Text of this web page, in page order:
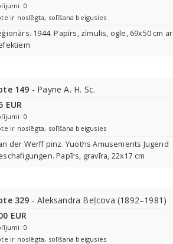
0
ir noslēgta, solīšana beigusies
1944. Papīrs, zīmulis, ogle, 69x50 cm ar
149 - Payne A. H. Sc.
EUR
0
ir noslēgta, solīšana beigusies
der Werff pinz. Yuoths Amusements Jugend
Papīrs, gravīra, 22x17 cm
329 - Aleksandra Beļcova (1892–1981)
EUR
0
ir noslēgta, solīšana beigusies